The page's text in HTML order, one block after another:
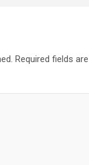
Required fields